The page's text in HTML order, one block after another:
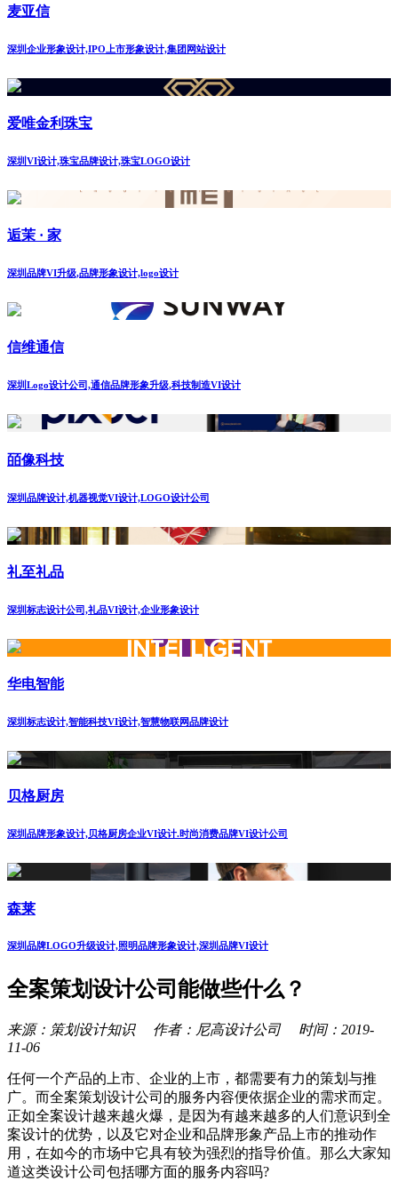
麦亚信
深圳企业形象设计,IPO上市形象设计,集团网站设计
爱唯金利珠宝
深圳VI设计,珠宝品牌设计,珠宝LOGO设计
逅茉 · 家
深圳品牌VI升级,品牌形象设计,logo设计
信维通信
深圳Logo设计公司,通信品牌形象升级,科技制造VI设计
皕像科技
深圳品牌设计,机器视觉VI设计,LOGO设计公司
礼至礼品
深圳标志设计公司,礼品VI设计,企业形象设计
华电智能
深圳标志设计,智能科技VI设计,智慧物联网品牌设计
贝格厨房
深圳品牌形象设计,贝格厨房企业VI设计.时尚消费品牌VI设计公司
森莱
深圳品牌LOGO升级设计,照明品牌形象设计,深圳品牌VI设计
全案策划设计公司能做些什么？
来源：策划设计知识 作者：尼高设计公司 时间：2019-
11-06
任何一个产品的上市、企业的上市，都需要有力的策划与推
广。而全案策划设计公司的服务内容便依据企业的需求而定。
正如全案设计越来越火爆，是因为有越来越多的人们意识到全
案设计的优势，以及它对企业和品牌形象产品上市的推动作
用，在如今的市场中它具有较为强烈的指导价值。那么大家知
道这类设计公司包括哪方面的服务内容吗?